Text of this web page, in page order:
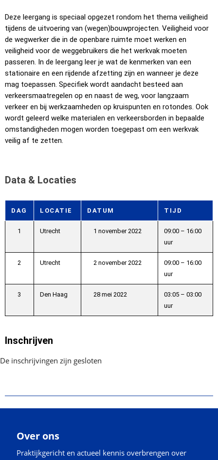
Deze leergang is speciaal opgezet rondom het thema veiligheid
tijdens de uitvoering van (wegen)bouwprojecten. Veiligheid voor
de wegwerker die in de openbare ruimte moet werken en
veiligheid voor de weggebruikers die het werkvak moeten
passeren. In de leergang leer je wat de kenmerken van een
stationaire en een rijdende afzetting zijn en wanneer je deze
mag toepassen. Specifiek wordt aandacht besteed aan
verkeersmaatregelen op en naast de weg, voor langzaam
verkeer en bij werkzaamheden op kruispunten en rotondes. Ook
wordt geleerd welke materialen en verkeersborden in bepaalde
omstandigheden mogen worden toegepast om een werkvak
veilig af te zetten.
Inschrijven
De inschrijvingen zijn gesloten
Data & Locaties
DAG LOCATIE DATUM TIJD
1 Utrecht 1 november 2022
09:00 – 16:00
uur
2 Utrecht 2 november 2022
09:00 – 16:00
uur
3 Den Haag 28 mei 2022
03:05 – 03:00
uur
Over ons
Praktijkgericht en actueel kennis overbrengen over